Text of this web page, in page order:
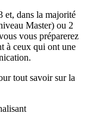
et, dans la majorité
Master) ou 2
vous préparerez
à ceux qui ont une
tout savoir sur la